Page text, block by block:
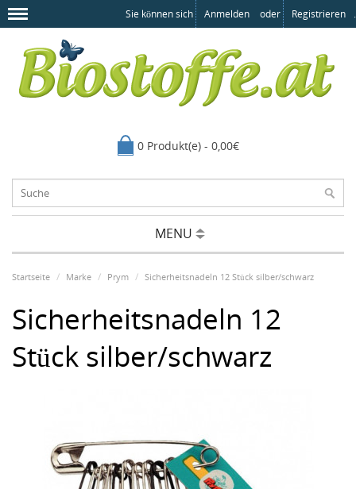
Sie können sich Anmelden oder Registrieren .
0 Produkt(e) - 0,00€
MENU
Startseite Marke Prym Sicherheitsnadeln 12 Stück silber/schwarz
Sicherheitsnadeln 12
Stück silber/schwarz